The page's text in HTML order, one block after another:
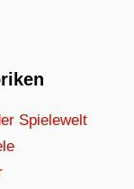
Spielewelt